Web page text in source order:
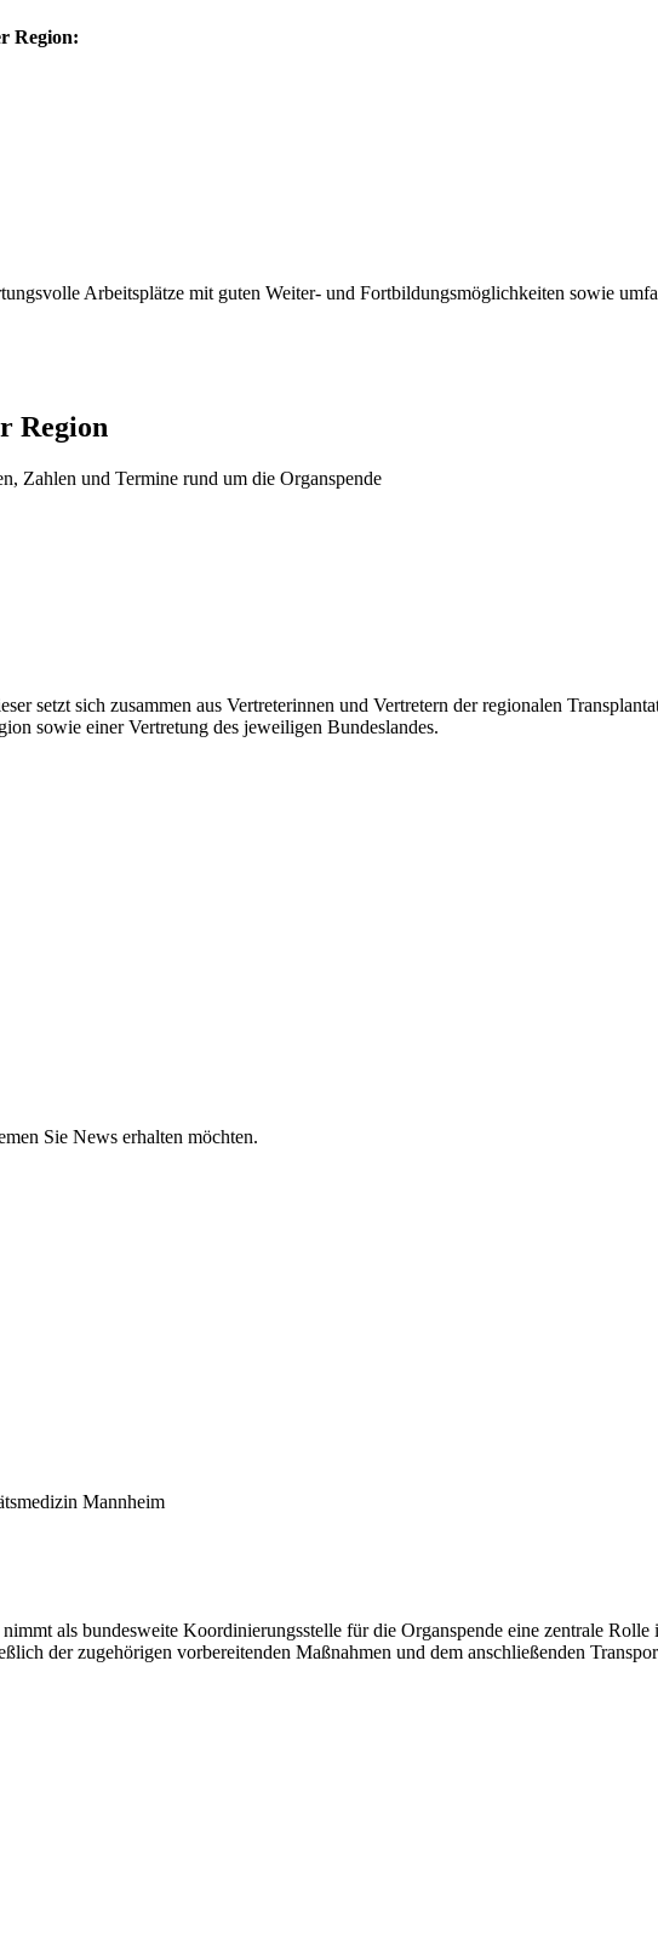
Region:
Arbeitsplätze mit guten Weiter- und Fortbildungsmöglichkeiten sowie
Region
Zahlen und Termine rund um die Organspende​​​
setzt sich zusammen aus Vertreterinnen und Vertretern der regionalen
sowie einer Vertretung des jeweiligen Bundeslandes.
Sie News erhalten möchten.
Mannheim
als bundesweite Koordinierungsstelle für die Organspende eine zentrale
der zugehörigen vorbereitenden Maßnahmen und dem anschließenden